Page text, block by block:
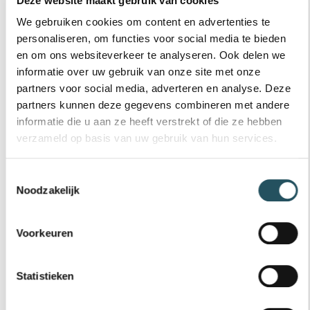
We gebruiken cookies om content en advertenties te
personaliseren, om functies voor social media te bieden
en om ons websiteverkeer te analyseren. Ook delen we
informatie over uw gebruik van onze site met onze
partners voor social media, adverteren en analyse. Deze
partners kunnen deze gegevens combineren met andere
informatie die u aan ze heeft verstrekt of die ze hebben
verzameld op basis van uw gebruik van hun services.
Noodzakelijk
Voorkeuren
Statistieken
- 14.30-17.00 uur
- 19.30-21.00 uur
- 09.00-10.30 uur
- 16.00-17.00 uur
- 19.30-21.00 uur
Woensdag
- 09.00-10.30 uur
Donderdag
- 14.30-17.00 uur